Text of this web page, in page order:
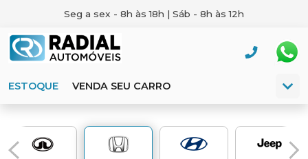
Seg a sex - 8h às 18h | Sáb - 8h às 12h
ESTOQUE VENDA SEU CARRO